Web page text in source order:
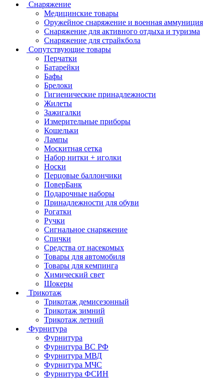
Снаряжение
Медицинские товары
Оружейное снаряжение и военная аммуниция
Снаряжение для активного отдыха и туризма
Снаряжение для страйкбола
Сопутствующие товары
Перчатки
Батарейки
Бафы
Брелоки
Гигиенические принадлежности
Жилеты
Зажигалки
Измерительные приборы
Кошельки
Лампы
Москитная сетка
Набор нитки + иголки
Носки
Перцовые баллончики
ПоверБанк
Подарочные наборы
Принадлежности для обуви
Рогатки
Ручки
Сигнальное снаряжение
Спички
Средства от насекомых
Товары для автомобиля
Товары для кемпинга
Химический свет
Шокеры
Трикотаж
Трикотаж демисезонный
Трикотаж зимний
Трикотаж летний
Фурнитура
Фурнитура
Фурнитура ВС РФ
Фурнитура МВД
Фурнитура МЧС
Фурнитура ФСИН